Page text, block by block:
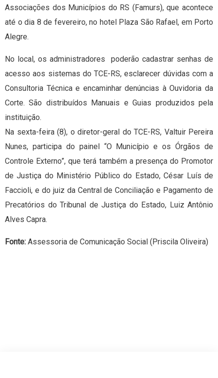
Associações dos Municípios do RS (Famurs), que acontece
até o dia 8 de fevereiro, no hotel Plaza São Rafael, em Porto
Alegre.
No local, os administradores poderão cadastrar senhas de
acesso aos sistemas do TCE-RS, esclarecer dúvidas com a
Consultoria Técnica e encaminhar denúncias à Ouvidoria da
Corte. São distribuídos Manuais e Guias produzidos pela
instituição.
Na sexta-feira (8), o diretor-geral do TCE-RS, Valtuir Pereira
Nunes, participa do painel “O Município e os Órgãos de
Controle Externo”, que terá também a presença do Promotor
de Justiça do Ministério Público do Estado, César Luís de
Faccioli, e do juiz da Central de Conciliação e Pagamento de
Precatórios do Tribunal de Justiça do Estado, Luiz Antônio
Alves Capra.
Fonte: Assessoria de Comunicação Social (Priscila Oliveira)